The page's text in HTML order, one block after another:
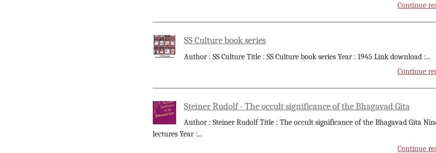
Continue
SS Culture book series
Author : SS Culture Title : SS Culture book series Year : 1945 Link download :...
Continue
Steiner Rudolf - The occult significance of the Bhagavad Gita
Author : Steiner Rudolf Title : The occult significance of the Bhagavad Gita
lectures Year :...
Continue